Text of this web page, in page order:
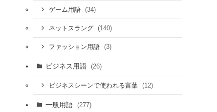
ゲーム用語 (34)
ネットスラング (140)
ファッション用語 (3)
ビジネス用語 (26)
ビジネスシーンで使われる言葉 (12)
一般用語 (277)